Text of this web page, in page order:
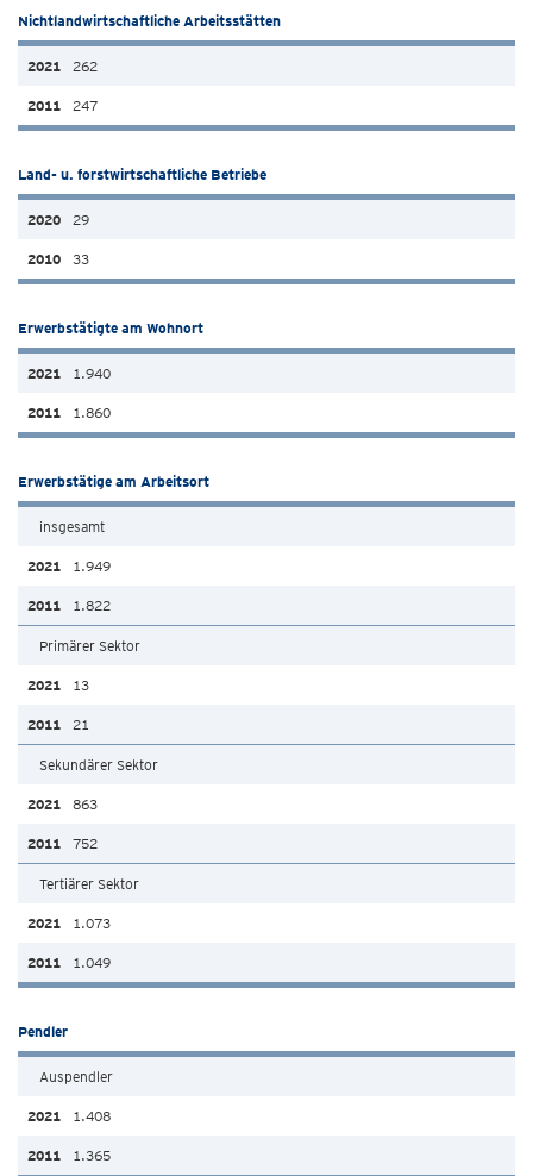
Nichtlandwirtschaftliche Arbeitsstätten
262
247
Land- u. forstwirtschaftliche Betriebe
29
33
Erwerbstätigte am Wohnort
1.940
1.860
Erwerbstätige am Arbeitsort
insgesamt
1.949
1.822
Primärer Sektor
13
21
Sekundärer Sektor
863
752
Tertiärer Sektor
1.073
1.049
Pendler
Auspendler
1.408
1.365